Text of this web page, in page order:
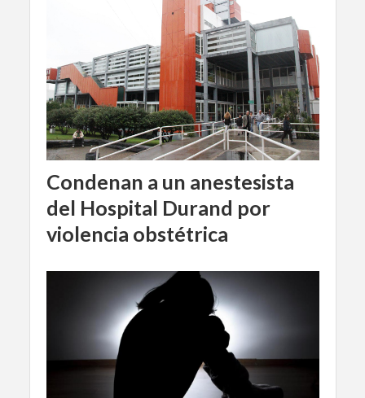
Condenan a un anestesista
del Hospital Durand por
violencia obstétrica